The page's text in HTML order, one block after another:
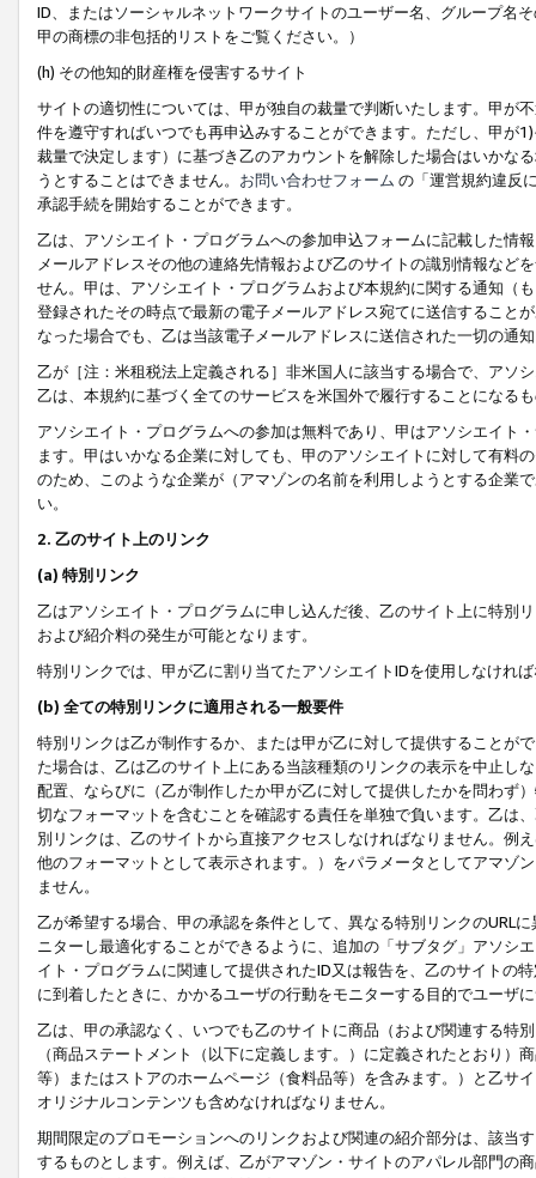
ID、またはソーシャルネットワークサイトのユーザー名、グループ名
甲の商標の非包括的リストをご覧ください。）
(h) その他知的財産権を侵害するサイト
サイトの適切性については、甲が独自の裁量で判断いたします。甲が
件を遵守すればいつでも再申込みすることができます。ただし、甲が
裁量で決定します）に基づき乙のアカウントを解除した場合はいかな
うとすることはできません。 お問い合わせフォーム の「運営規約違反
承認手続を開始することができます。
乙は、アソシエイト・プログラムへの参加申込フォームに記載した情
メールアドレスその他の連絡先情報および乙のサイトの識別情報など
せん。甲は、アソシエイト・プログラムおよび本規約に関する通知（
登録されたその時点で最新の電子メールアドレス宛てに送信すること
なった場合でも、乙は当該電子メールアドレスに送信された一切の通
乙が［注：米租税法上定義される］非米国人に該当する場合で、アソ
乙は、本規約に基づく全てのサービスを米国外で履行することになる
アソシエイト・プログラムへの参加は無料であり、甲はアソシエイト
ます。甲はいかなる企業に対しても、甲のアソシエイトに対して有料
のため、このような企業が（アマゾンの名前を利用しようとする企業
い。
2. 乙のサイト上のリンク
(a) 特別リンク
乙はアソシエイト・プログラムに申し込んだ後、乙のサイト上に特別
および紹介料の発生が可能となります。
特別リンクでは、甲が乙に割り当てたアソシエイトIDを使用しなけれ
(b) 全ての特別リンクに適用される一般要件
特別リンクは乙が制作するか、または甲が乙に対して提供することが
た場合は、乙は乙のサイト上にある当該種類のリンクの表示を中止し
配置、ならびに（乙が制作したか甲が乙に対して提供したかを問わず
切なフォーマットを含むことを確認する責任を単独で負います。乙は
別リンクは、乙のサイトから直接アクセスしなければなりません。例
他のフォーマットとして表示されます。）をパラメータとしてアマゾ
ません。
乙が希望する場合、甲の承認を条件として、異なる特別リンクのURL
ニターし最適化することができるように、追加の「サブタグ」アソシ
イト・プログラムに関連して提供されたID又は報告を、乙のサイトの
に到着したときに、かかるユーザの行動をモニターする目的でユーザ
乙は、甲の承認なく、いつでも乙のサイトに商品（および関連する特
（商品ステートメント（以下に定義します。）に定義されたとおり
等）またはストアのホームページ（食料品等）を含みます。）と乙サ
オリジナルコンテンツも含めなければなりません。
期間限定のプロモーションへのリンクおよび関連の紹介部分は、該当
するものとします。例えば、乙がアマゾン・サイトのアパレル部門の